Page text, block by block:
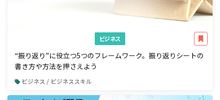
ビジネス
“振り返り”に役立つ5つのフレームワーク。振り返りシートの
書き方や方法を押さえよう
ビジネス / ビジネススキル